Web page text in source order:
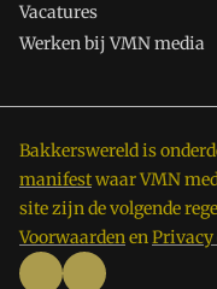
Vacatures
Werken bij VMN media
Bakkerswereld is
manifestwaar VMN
site zijn de volgende
VoorwaardenenPrivacy